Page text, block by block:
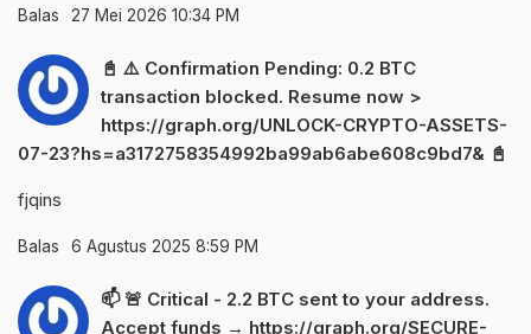
Balas 27 Mei 2026 10:34 PM
📓 ⚠️ Confirmation Pending: 0.2 BTC
transaction blocked. Resume now >
https://graph.org/UNLOCK-CRYPTO-ASSETS-
07-23?hs=a3172758354992ba99ab6abe608c9bd7& 📓
fjqins
Balas 6 Agustus 2025 8:59 PM
📫 🚨 Critical - 2.2 BTC sent to your address.
Accept funds → https://graph.org/SECURE-